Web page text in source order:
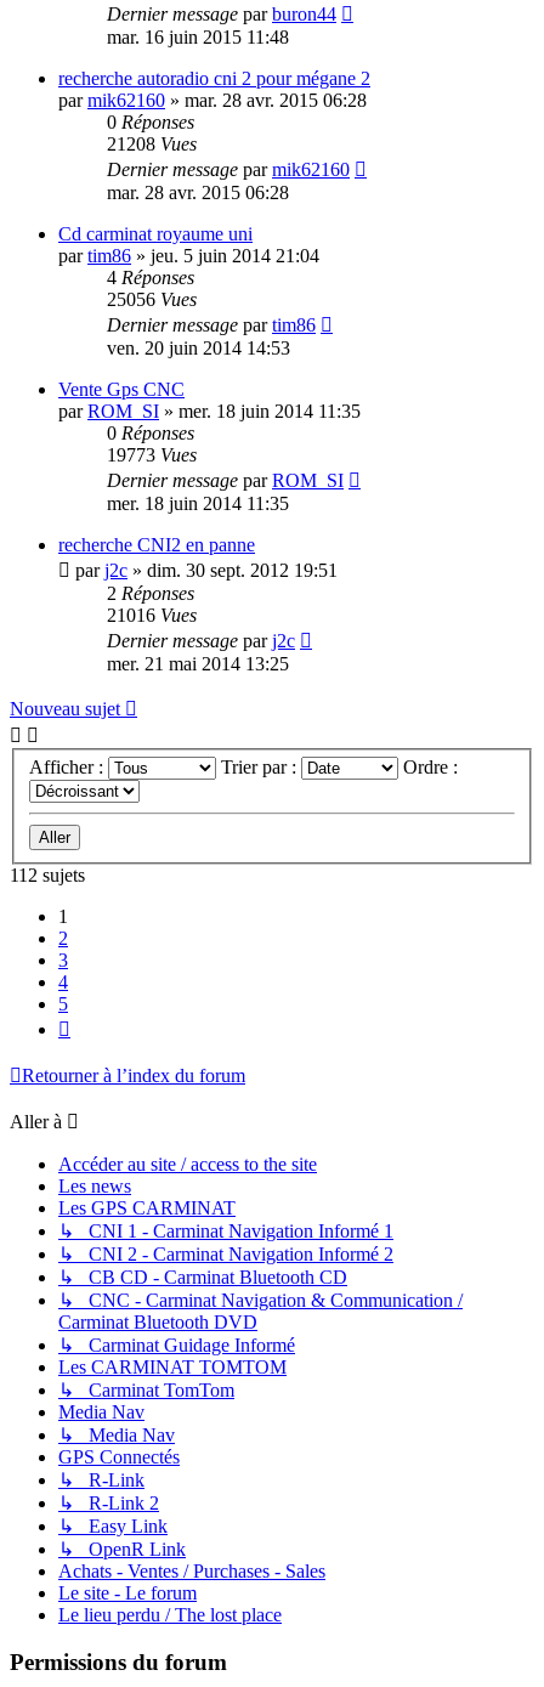
Dernier message parburon44
mar. 16 juin 2015 11:48
recherche autoradio cni 2 pour mégane 2
parmik62160 » mar. 28 avr. 2015 06:28
0 Réponses
21208 Vues
Dernier message parmik62160
mar. 28 avr. 2015 06:28
Cd carminat royaume uni
partim86 » jeu. 5 juin 2014 21:04
4 Réponses
25056 Vues
Dernier message partim86
ven. 20 juin 2014 14:53
Vente Gps CNC
parROM_SI » mer. 18 juin 2014 11:35
0 Réponses
19773 Vues
Dernier message parROM_SI
mer. 18 juin 2014 11:35
recherche CNI2 en panne
parj2c » dim. 30 sept. 2012 19:51
2 Réponses
21016 Vues
Dernier message parj2c
mer. 21 mai 2014 13:25
Nouveau sujet
Afficher : Trier par : Ordre :
112 sujets
1
2
3
4
5
Retourner à l’index du forum
Aller à
Accéder au site / access to the site
Les news
Les GPS CARMINAT
↳ CNI 1 - Carminat Navigation Informé 1
↳ CNI 2 - Carminat Navigation Informé 2
↳ CB CD - Carminat Bluetooth CD
↳ CNC - Carminat Navigation & Communication /
Carminat Bluetooth DVD
↳ Carminat Guidage Informé
Les CARMINAT TOMTOM
↳ Carminat TomTom
Media Nav
↳ Media Nav
GPS Connectés
↳ R-Link
↳ R-Link 2
↳ Easy Link
↳ OpenR Link
Achats - Ventes / Purchases - Sales
Le site - Le forum
Le lieu perdu / The lost place
Permissions du forum